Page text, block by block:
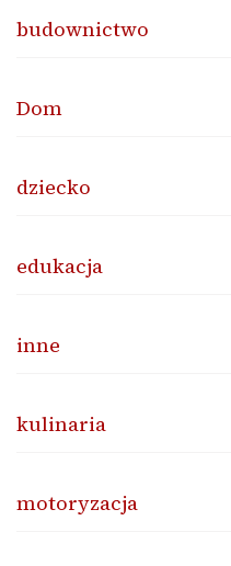
budownictwo
Dom
dziecko
edukacja
inne
kulinaria
motoryzacja